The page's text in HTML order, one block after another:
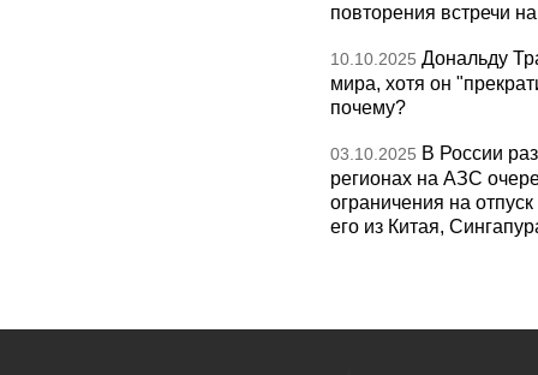
повторения встречи
10.10.2025 Дональду
мира, хотя он
почему?
03.10.2025 В России
регионах на АЗС
ограничения на
его из Китая,